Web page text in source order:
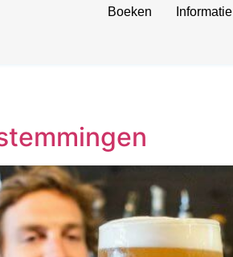
Boeken Informatie